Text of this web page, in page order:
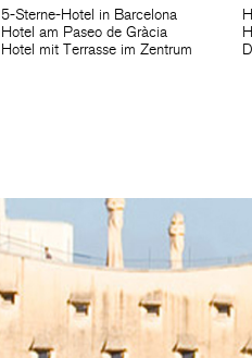
5-Sterne-Hotel in Barcelona
Hotel am Paseo de Gràcia
Hotel mit Terrasse im Zentrum